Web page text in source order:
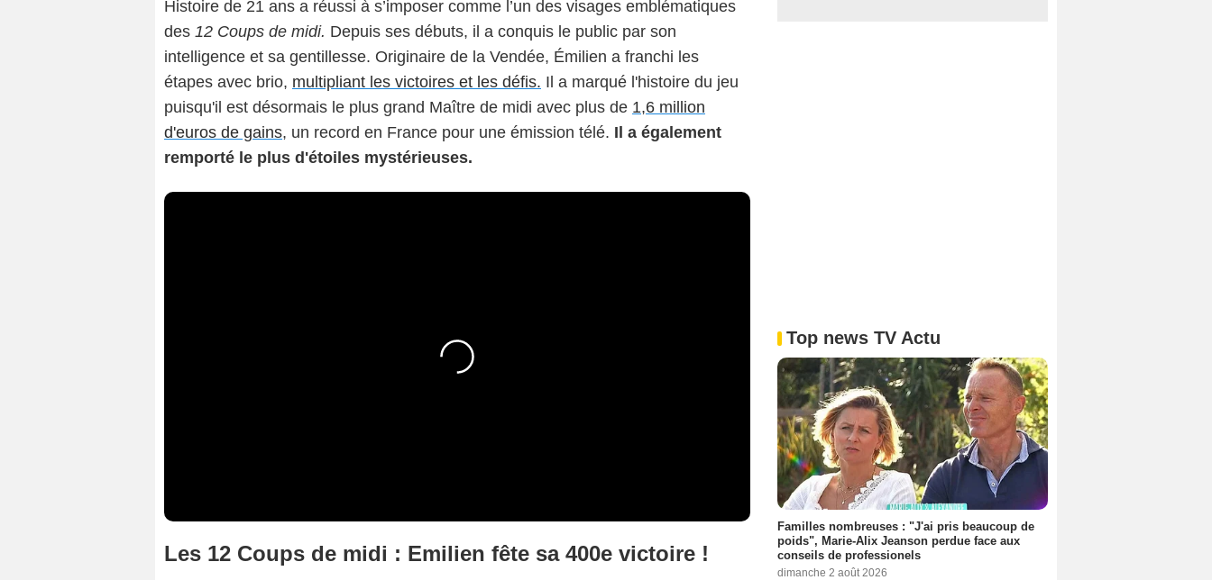
Histoire de 21 ans a réussi à s’imposer comme l’un des visages emblématiques
des 12 Coups de midi. Depuis ses débuts, il a conquis le public par son
intelligence et sa gentillesse. Originaire de la Vendée, Émilien a franchi les
étapes avec brio, multipliant les victoires et les défis. Il a marqué l'histoire du jeu
puisqu'il est désormais le plus grand Maître de midi avec plus de 1,6 million
d'euros de gains, un record en France pour une émission télé. Il a également
remporté le plus d'étoiles mystérieuses.
Les 12 Coups de midi : Emilien fête sa 400e victoire !
Top news TV Actu
Familles nombreuses : "J'ai pris beaucoup de
poids", Marie-Alix Jeanson perdue face aux
conseils de professionels
dimanche 2 août 2026